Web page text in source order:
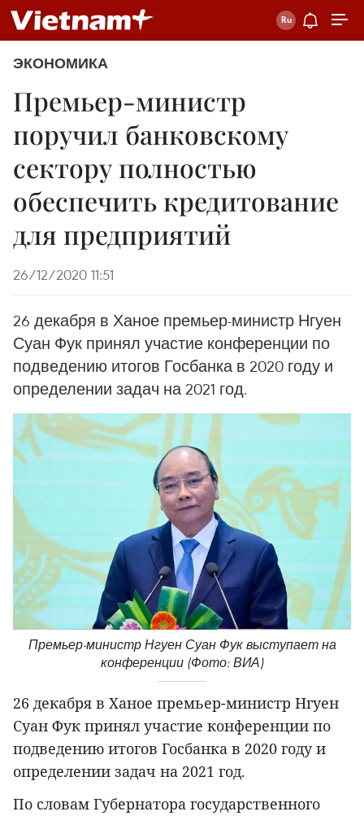
ЭКОНОМИКА
Премьер-министр
поручил банковскому
сектору полностью
обеспечить кредитование
для предприятий
26/12/2020 11:51
26 декабря в Ханое премьер-министр Нгуен
Суан Фук принял участие конференции по
подведению итогов Госбанка в 2020 году и
определении задач на 2021 год.
Премьер-министр Нгуен Суан Фук выступает на
конференции (Фото: ВИА)
26 декабря в Ханое премьер-министр Нгуен
Суан Фук принял участие конференции по
подведению итогов Госбанка в 2020 году и
определении задач на 2021 год.
По словам Губернатора государственного